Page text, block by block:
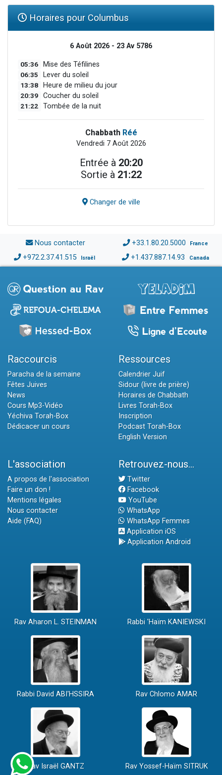
Horaires pour Columbus
6 Août 2026 - 23 Av 5786
05:36 Mise des Téfilines
06:35 Lever du soleil
13:38 Heure de milieu du jour
20:39 Coucher du soleil
21:22 Tombée de la nuit
Chabbath Réé
Vendredi 7 Août 2026
Entrée à 20:20
Sortie à 21:22
Changer de ville
Nous contacter +33.1.80.20.5000 France
+972.2.37.41.515 Israël +1.437.887.14.93 Canada
Raccourcis
Paracha de la semaine
Fêtes Juives
News
Cours Mp3-Vidéo
Yéchiva Torah-Box
Dédicacer un cours
Ressources
Calendrier Juif
Sidour (livre de prière)
Horaires de Chabbath
Livres Torah-Box
Inscription
Podcast Torah-Box
English Version
L'association
A propos de l'association
Faire un don !
Mentions légales
Nous contacter
Aide (FAQ)
Retrouvez-nous...
Twitter
Facebook
YouTube
WhatsApp
WhatsApp Femmes
Application iOS
Application Android
Rav Aharon L. STEINMAN Rabbi 'Haïm KANIEWSKI
Rabbi David ABI'HSSIRA Rav Chlomo AMAR
Rav Israël GANTZ Rav Yossef-Haïm SITRUK